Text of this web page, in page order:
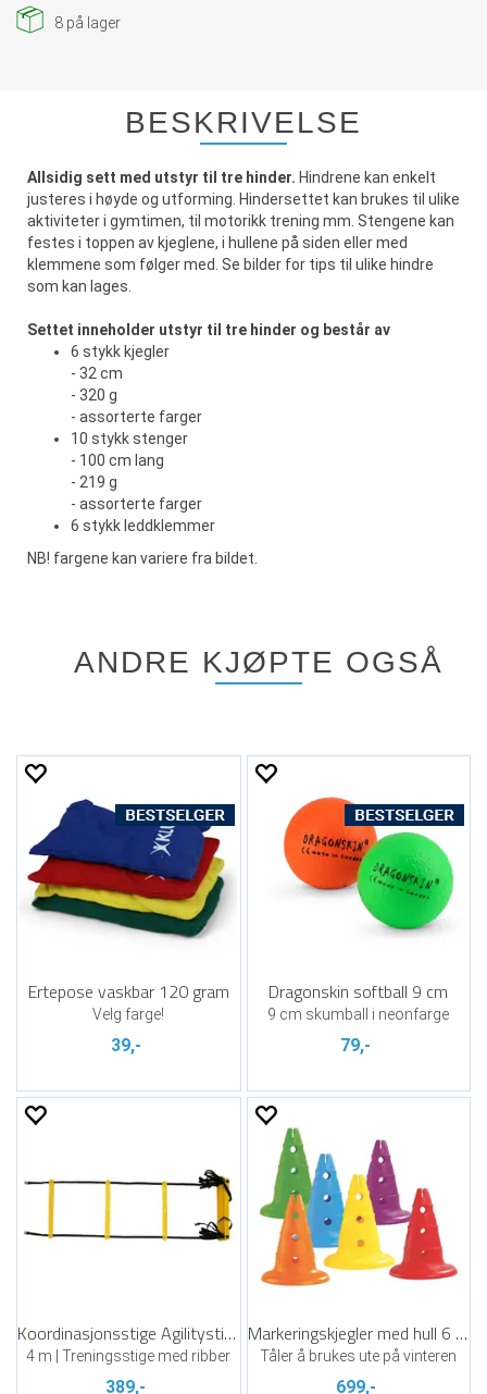
8 på lager
BESKRIVELSE
Allsidig sett med utstyr til tre hinder. Hindrene kan enkelt
justeres i høyde og utforming. Hindersettet kan brukes til ulike
aktiviteter i gymtimen, til motorikk trening mm. Stengene kan
festes i toppen av kjeglene, i hullene på siden eller med
klemmene som følger med. Se bilder for tips til ulike hindre
som kan lages.
Settet inneholder utstyr til tre hinder og består av
6 stykk kjegler
- 32 cm
- 320 g
- assorterte farger
10 stykk stenger
- 100 cm lang
- 219 g
- assorterte farger
6 stykk leddklemmer
NB! fargene kan variere fra bildet.
ANDRE KJØPTE OGSÅ
Ertepose vaskbar 120 gram
Velg farge!
39,-
Dragonskin softball 9 cm
9 cm skumball i neonfarge
79,-
Koordinasjonsstige Agilitystige 4 m
4 m | Treningsstige med ribber
389,-
Markeringskjegler med hull 6 stk | 32 cm
Tåler å brukes ute på vinteren
699,-